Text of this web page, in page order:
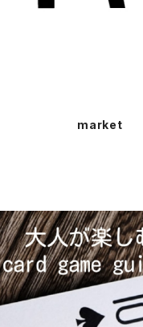
market